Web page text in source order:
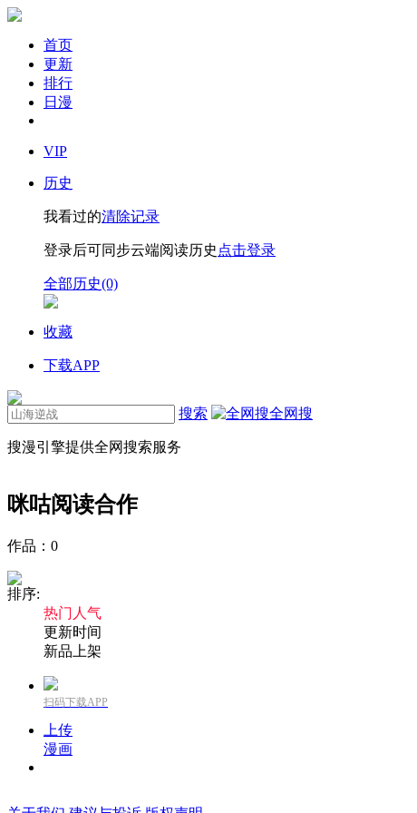
首页
更新
排行
日漫
VIP
历史
我看过的清除记录
登录后可同步云端阅读历史 点击登录
全部历史(0)
收藏
下载APP
搜索 全网搜
搜漫引擎提供全网搜索服务
咪咕阅读合作
作品： 0
排序:
热门人气
更新时间
新品上架
扫码下载APP
上传
漫画